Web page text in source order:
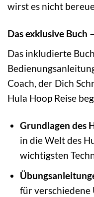
wirst es nicht
Das exklusive Buch
Das inkludierte
Coach, der Dich
Hula Hoop Reise
Grundlagen des
in die Welt des
wichtigsten
für verschiedene